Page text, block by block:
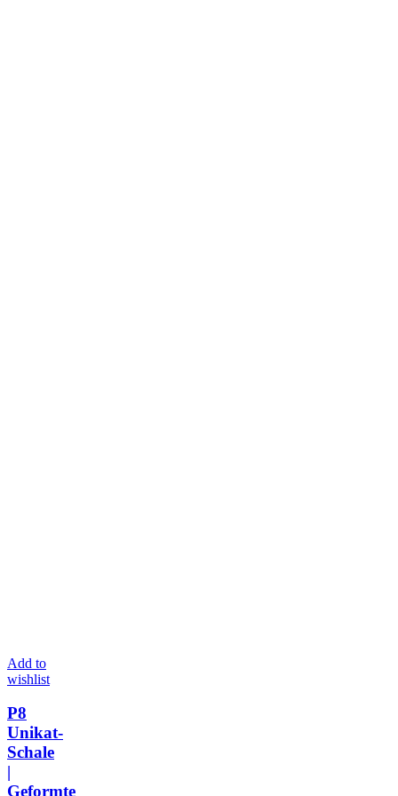
Add to
wishlist
P8
Unikat-
Schale
|
Geformte